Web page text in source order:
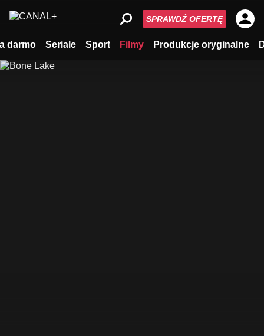
darmo Seriale Sport Filmy Produkcje oryginalne
SPRAWDŹ OFERTĘ